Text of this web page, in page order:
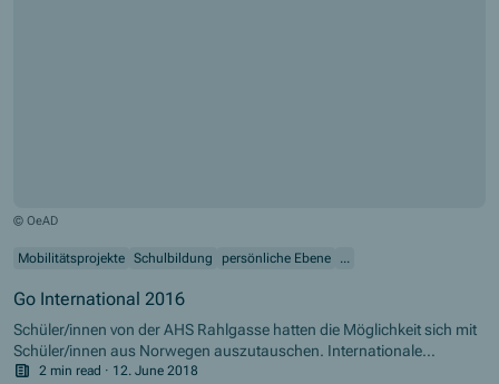
© OeAD
Mobilitätsprojekte Schulbildung persönliche Ebene ...
Go International 2016
Schüler/innen von der AHS Rahlgasse hatten die Möglichkeit sich mit
Schüler/innen aus Norwegen auszutauschen. Internationale
Freundschaften schließen, gemeinsame Projekte bearbeiten und
2 min read · 12. June 2018